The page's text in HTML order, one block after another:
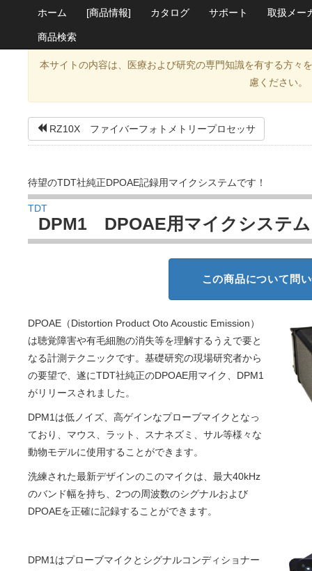
ホーム [商品情報] カタログ サポート 取扱メー
商品検索
本サイトの内容は、医療および研究の専門知識を有する方々
慮ください。
RZ10X ファイバーフォトメトリープロセッサ
待望のTDT社純正DPOAE記録用マイクシステムです！
TDT
DPM1 DPOAE用マイクシステム
この商品について問
DPOAE（Distortion Product Oto Acoustic Emission）
は聴覚障害や有毛細胞の消失等を理解するうえで要と
なる計測テクニックです。基礎研究の現場研究者から
の要望で、遂にTDT社純正のDPOAE用マイク、DPM1
がリリースされました。
DPM1は低ノイズ、高ゲインなプローブマイクとなっ
ており、マウス、ラット、スナネズミ、サル等様々な
動物モデルに使用することができます。
洗練された最新デザインのこのマイクは、最大40kHz
のバンド幅を持ち、2つの周波数のシグナルおよび
DPOAEを正確に記録することができます。
DPM1はプローブマイクとシグナルコンディショナー